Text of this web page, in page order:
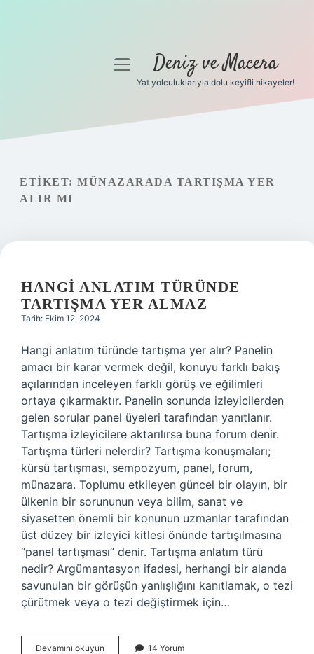
Gizlilik Politikası
Hakkımızda
menüyüDeniz ve Macera
Yat yolculuklarıyla dolu keyifli hikayeler!
ETIKET: MÜNAZARADA TARTIŞMA YER
ALIR MI
HANGI ANLATIM TÜRÜNDE
TARTIŞMA YER ALMAZ
Tarih: Ekim 12, 2024
Hangi anlatım türünde tartışma yer alır? Panelin
amacı bir karar vermek değil, konuyu farklı bakış
açılarından inceleyen farklı görüş ve eğilimleri
ortaya çıkarmaktır. Panelin sonunda izleyicilerden
gelen sorular panel üyeleri tarafından yanıtlanır.
Tartışma izleyicilere aktarılırsa buna forum denir.
Tartışma türleri nelerdir? Tartışma konuşmaları;
kürsü tartışması, sempozyum, panel, forum,
münazara. Toplumu etkileyen güncel bir olayın, bir
ülkenin bir sorununun veya bilim, sanat ve
siyasetten önemli bir konunun uzmanlar tarafından
üst düzey bir izleyici kitlesi önünde tartışılmasına
“panel tartışması” denir. Tartışma anlatım türü
nedir? Argümantasyon ifadesi, herhangi bir alanda
savunulan bir görüşün yanlışlığını kanıtlamak, o tezi
çürütmek veya o tezi değiştirmek için…
Devamını okuyun 14 Yorum